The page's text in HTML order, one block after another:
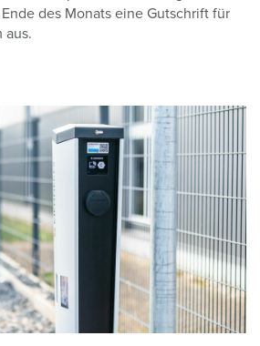
des Monats eine Gutschrift für
aus.